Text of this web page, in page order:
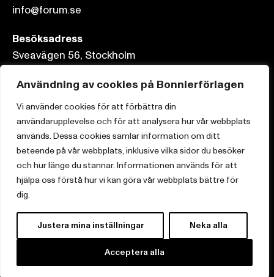
Användning av cookies på Bonnierförlagen
Vi använder cookies för att förbättra din
användarupplevelse och för att analysera hur vår webbplats
används. Dessa cookies samlar information om ditt
beteende på vår webbplats, inklusive vilka sidor du besöker
och hur länge du stannar. Informationen används för att
hjälpa oss förstå hur vi kan göra vår webbplats bättre för
dig.
Justera mina inställningar Neka alla
Acceptera alla
info@forum.se
Besöksadress
Sveavägen 56, Stockholm
Postadress
Box 3159, 103 63 Stockholm
Om Bonnierförlagen
Cookies
Integritetspolicy